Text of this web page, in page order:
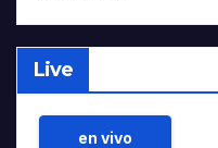
Live
en vivo